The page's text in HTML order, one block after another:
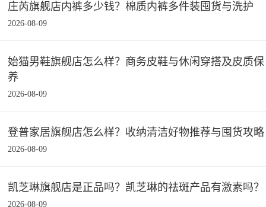
庄芮旗舰店内裤多少钱？棉质内裤多件装囤货与洗护
2026-08-09
始猫男鞋旗舰店怎么样？商务皮鞋与休闲穿搭及皮质保
养
2026-08-09
登普家居旗舰店怎么样？收纳清洁好物推荐与囤货攻略
2026-08-09
凯芝琳旗舰店是正品吗？凯芝琳的祛斑产品有激素吗？
2026-08-09